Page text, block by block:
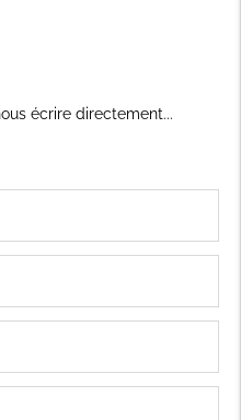
écrire directement...